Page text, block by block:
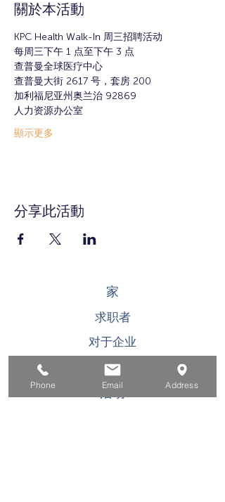
關於本活動
KPC Health Walk-In 周三招聘活动
每周三下午 1 点至下午 3 点
查普曼全球医疗中心
查普曼大街 2617 号，套房 200
加利福尼亚州奥兰治 92869
人力资源办公室
顯示更多
分享此活動
家
求职者
对于企业
为青年
活动
Phone Email Address